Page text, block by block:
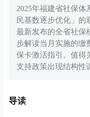
2025年福建省社保
民基数逐步优化」的
最新发布的全省社保
步解读当月实施的缴
保卡激活指引。值得
支持政策出现结构性
导读